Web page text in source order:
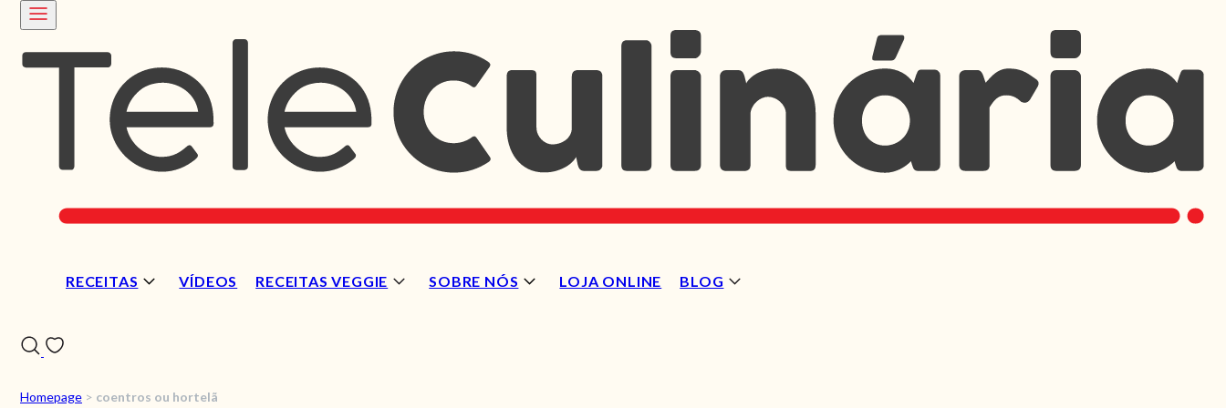
RECEITAS VÍDEOS RECEITAS VEGGIE SOBRE NÓS LOJA ONLINE BLOG
Homepage > coentros ou hortelã